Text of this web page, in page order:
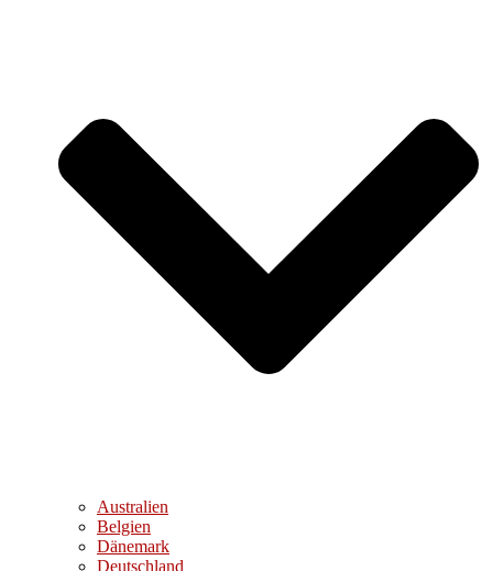
Australien
Belgien
Dänemark
Deutschland